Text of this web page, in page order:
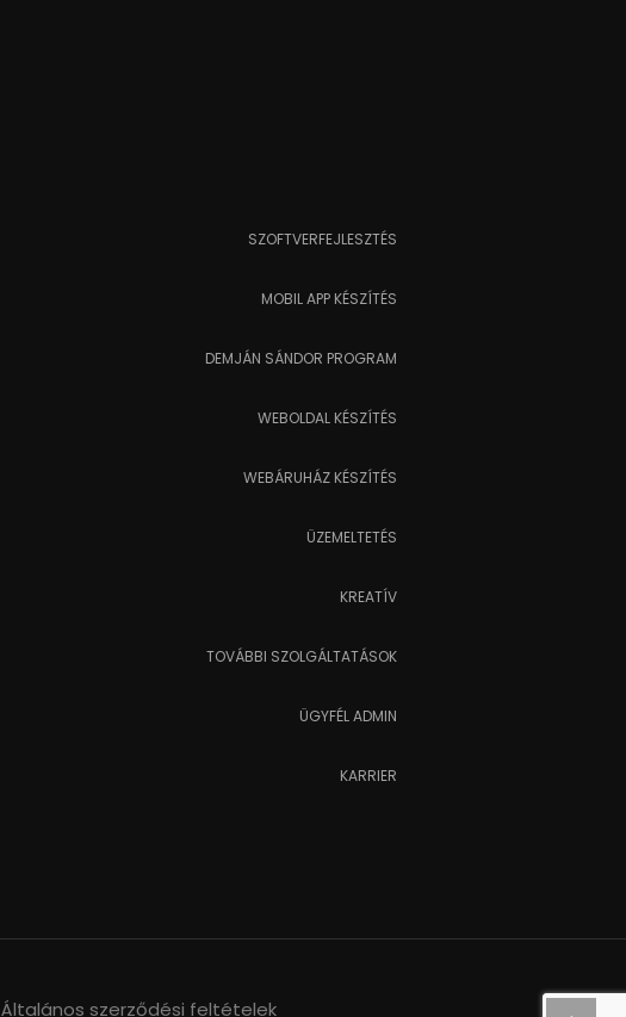
SZOFTVERFEJLESZTÉS
MOBIL APP KÉSZÍTÉS
DEMJÁN SÁNDOR PROGRAM
WEBOLDAL KÉSZÍTÉS
WEBÁRUHÁZ KÉSZÍTÉS
ÜZEMELTETÉS
KREATÍV
TOVÁBBI SZOLGÁLTATÁSOK
ÜGYFÉL ADMIN
KARRIER
Általános szerződési feltételek